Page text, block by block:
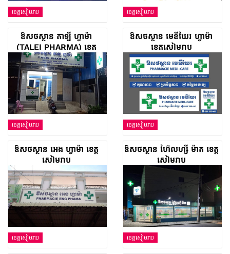
ខេត្តសៀមរាប ខេត្តសៀមរាប
ឱសថស្ថាន តាឡី ហ្វាម៉ា
(TALEI PHARMA) ខេត្ត
សៀមរាប
ខេត្តសៀមរាប
ឱសថស្ថាន មេឌីឃែរ ហ្វាម៉ា
ខេត្តសៀមរាប
ខេត្តសៀមរាប
ឱសថស្ថាន អេង ហ្វាម៉ា ខេត្ត
សៀមរាប
ខេត្តសៀមរាប
ឱសថស្ថាន ហ៊ែលហ្សី ម៉ាត ខេត្ត
សៀមរាប
ខេត្តសៀមរាប